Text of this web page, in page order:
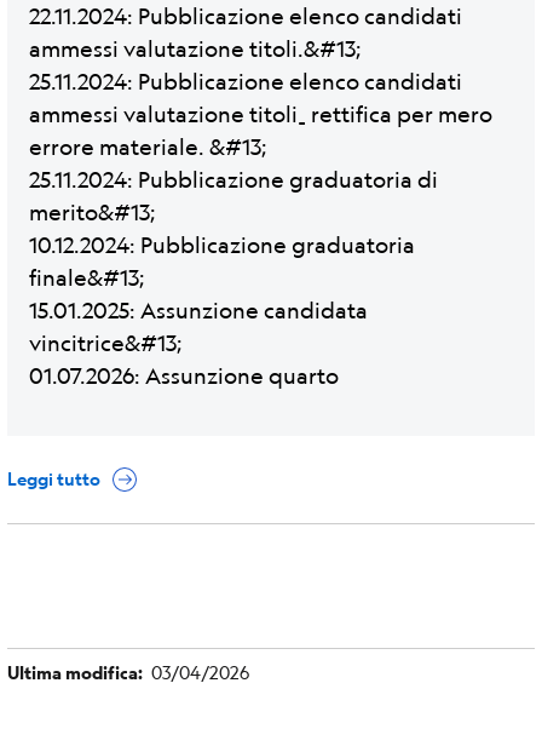
22.11.2024: Pubblicazione elenco candidati
ammessi valutazione titoli.&#13;
25.11.2024: Pubblicazione elenco candidati
ammessi valutazione titoli_ rettifica per mero
errore materiale. &#13;
25.11.2024: Pubblicazione graduatoria di
merito&#13;
10.12.2024: Pubblicazione graduatoria
finale&#13;
15.01.2025: Assunzione candidata
vincitrice&#13;
01.07.2026: Assunzione quarto
Leggi tutto
Ultima modifica 03/04/2026